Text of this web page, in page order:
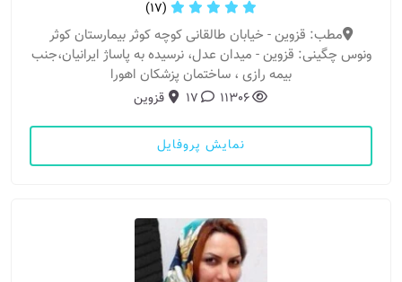
(17)
مطب: قزوین - خیابان طالقانی کوچه کوثر بیمارستان کوثر
ونوس چگینی: قزوین - میدان عدل، نرسیده به پاساژ ایرانیان،جنب
بیمه رازی ، ساختمان پزشکان اهورا
11306
17 قزوین
نمایش پروفایل